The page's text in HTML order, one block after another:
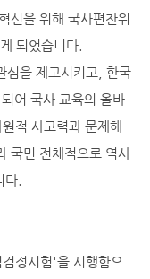
신을 위해 국사편찬위
되었습니다.
심을 제고시키고, 한국
어 국사 교육의 올바
적 사고력과 문제해
국민 전체적으로 역사
.
정시험'을 시행함으